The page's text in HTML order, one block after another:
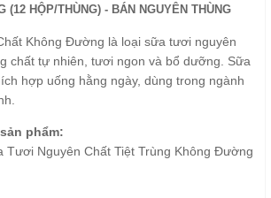
(12 HỘP/THÙNG) - BÁN NGUYÊN THÙNG
Không Đường là loại sữa tươi nguyên
chất tự nhiên, tươi ngon và bổ dưỡng. Sữa
hợp uống hằng ngày, dùng trong ngành
phẩm:
Tươi Nguyên Chất Tiệt Trùng Không Đường